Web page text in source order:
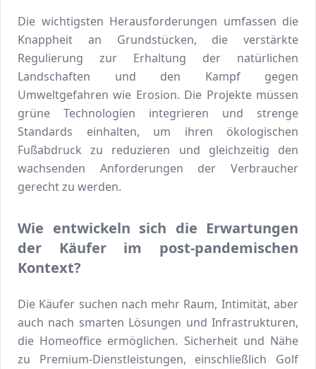
Die wichtigsten Herausforderungen umfassen die
Knappheit an Grundstücken, die verstärkte
Regulierung zur Erhaltung der natürlichen
Landschaften und den Kampf gegen
Umweltgefahren wie Erosion. Die Projekte müssen
grüne Technologien integrieren und strenge
Standards einhalten, um ihren ökologischen
Fußabdruck zu reduzieren und gleichzeitig den
wachsenden Anforderungen der Verbraucher
gerecht zu werden.
Wie entwickeln sich die Erwartungen
der Käufer im post-pandemischen
Kontext?
Die Käufer suchen nach mehr Raum, Intimität, aber
auch nach smarten Lösungen und Infrastrukturen,
die Homeoffice ermöglichen. Sicherheit und Nähe
zu Premium-Dienstleistungen, einschließlich Golf